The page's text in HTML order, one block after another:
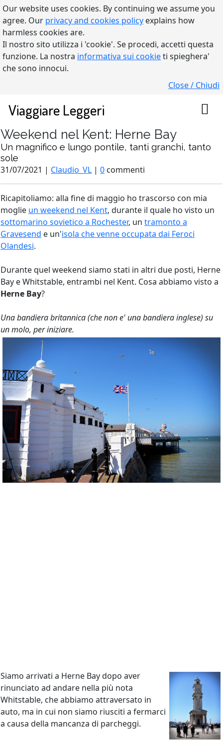
Our website uses cookies. By continuing we assume you
agree. Our privacy and cookies policy explains how
harmless cookies are.
Il nostro sito utilizza i 'cookie'. Se procedi, accetti questa
funzione. La nostra informativa sui cookieti spieghera'
che sono innocui.
Close / Chiudi
Viaggiare Leggeri
Weekend nel Kent: Herne Bay
Un magnifico e lungo pontile, tanti granchi, tanto
sole
31/07/2021 | Claudio_VL | 0 commenti
Ricapitoliamo: alla fine di maggio ho trascorso con mia
moglie un weekend nel Kent, durante il quale ho visto un
sottomarino sovietico a Rochester, un tramonto a
Gravesend e un'isola che venne occupata dai Feroci
Olandesi.
Durante quel weekend siamo stati in altri due posti, Herne
Bay e Whitstable, entrambi nel Kent. Cosa abbiamo visto a
Herne Bay?
Una bandiera britannica (che non e' una bandiera inglese) su
un molo, per iniziare.
Siamo arrivati a Herne Bay dopo aver
rinunciato ad andare nella più nota
Whitstable, che abbiamo attraversato in
auto, ma in cui non siamo riusciti a fermarci
a causa della mancanza di parcheggi.